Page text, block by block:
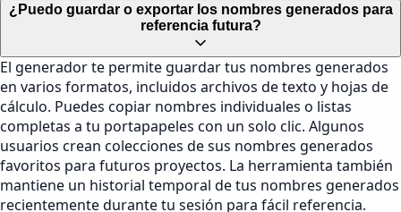
¿Puedo guardar o exportar los nombres generados para
referencia futura?
El generador te permite guardar tus nombres generados
en varios formatos, incluidos archivos de texto y hojas de
cálculo. Puedes copiar nombres individuales o listas
completas a tu portapapeles con un solo clic. Algunos
usuarios crean colecciones de sus nombres generados
favoritos para futuros proyectos. La herramienta también
mantiene un historial temporal de tus nombres generados
recientemente durante tu sesión para fácil referencia.